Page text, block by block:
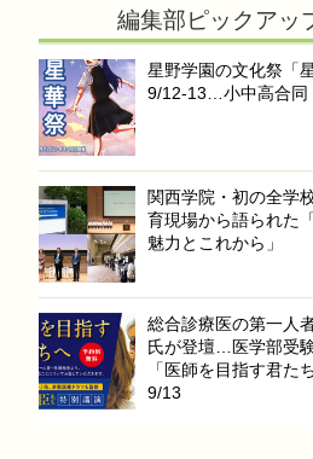
編集部ピックアッ
星野学園の文化祭「
9/12-13…小中高合同
関西学院・初の全学
育現場から語られた
魅力とこれから」
総合診療医の第一人
氏が登壇…医学部受
「医師を目指す君た
9/13